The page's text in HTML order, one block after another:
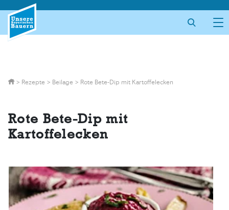
content
> Rezepte > Beilage > Rote Bete-Dip mit Kartoffelecken
Rote Bete-Dip mit
Kartoffelecken